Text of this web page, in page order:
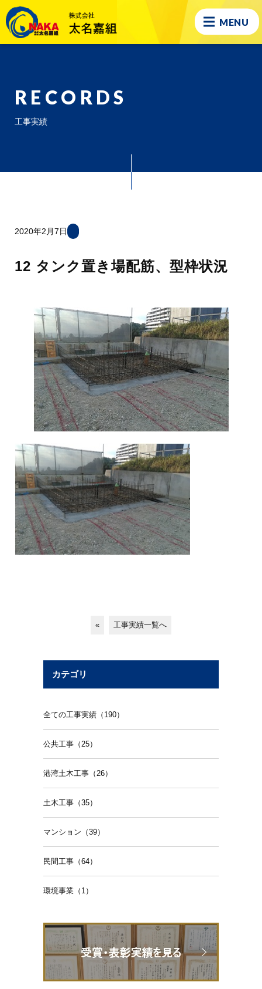
MENU
RECORDS
工事実績
2020年2月7日
12 タンク置き場配筋、型枠状況
« 工事実績一覧へ
カテゴリ
全ての工事実績（190）
公共工事（25）
港湾土木工事（26）
土木工事（35）
マンション（39）
民間工事（64）
環境事業（1）